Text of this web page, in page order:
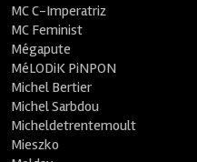
MC C-Imperatriz
MC Feminist
Mégapute
MéLODiK PiNPON
Michel Bertier
Michel Sarbdou
Micheldetrentemoult
Mieszko